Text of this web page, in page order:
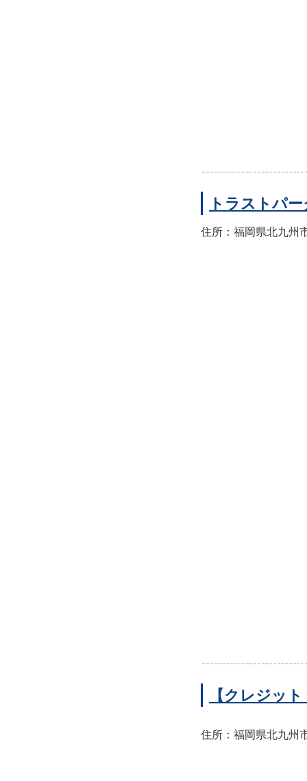
トラストパ
住所：福岡県北九州
【クレジッ
住所：福岡県北九州